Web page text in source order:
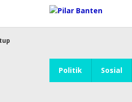
konten
Politik Sosial